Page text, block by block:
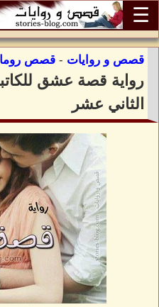
☰
قصص و روايات - قصص
رواية قصة عشق
الثاني عشر